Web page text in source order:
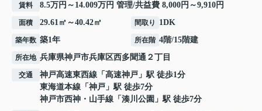
賃料 8.5万円～14.009万円 管理/共益費 8,000円～9,910円
面積 29.61㎡～40.42㎡ 間取り 1DK
築年数 築1年 所在階 4階/15階建
所在地 兵庫県神戸市兵庫区西多聞通 ２丁目
交通 神戸高速東西線 「 高速神戸 」駅 徒歩1分
東海道本線 「 神戸 」駅 徒歩7分
神戸市西神・山手線 「 湊川公園 」駅 徒歩7分